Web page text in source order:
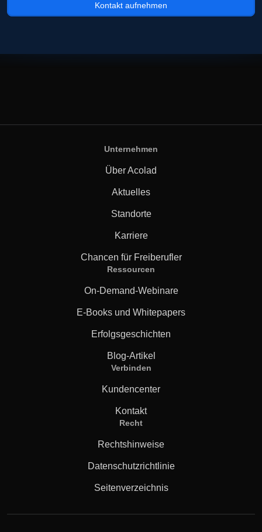
Kontakt aufnehmen
Unternehmen
Über Acolad
Aktuelles
Standorte
Karriere
Chancen für Freiberufler
Ressourcen
On-Demand-Webinare
E-Books und Whitepapers
Erfolgsgeschichten
Blog-Artikel
Verbinden
Kundencenter
Kontakt
Recht
Rechtshinweise
Datenschutzrichtlinie
Seitenverzeichnis